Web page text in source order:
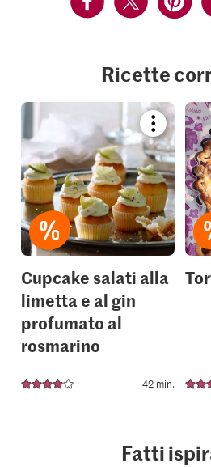
Ricette
Bookmark
recipe
or
add
it
to
your
collections.
Cupcake salati alla
limetta e al gin
profumato al
rosmarino
42 min.
Fatti